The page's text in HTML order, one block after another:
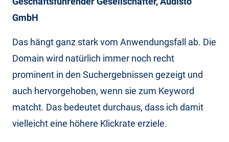
GmbH
Das hängt ganz stark vom Anwendungsfall ab. Die
Domain wird natürlich immer noch recht
prominent in den Suchergebnissen gezeigt und
auch hervorgehoben, wenn sie zum Keyword
matcht. Das bedeutet durchaus, dass ich damit
vielleicht eine höhere Klickrate erziele.